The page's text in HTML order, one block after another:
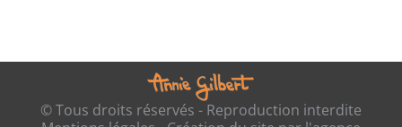
© Tous droits réservés - Reproduction interdite